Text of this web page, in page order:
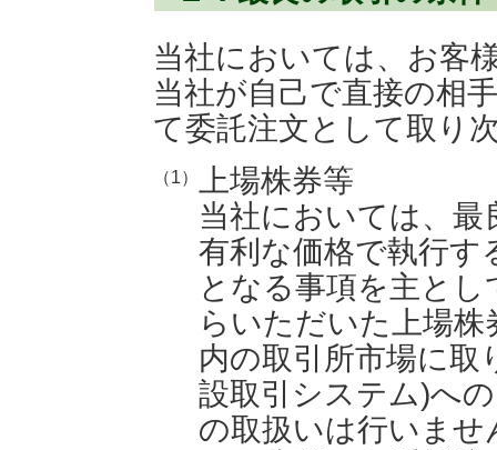
当社においては、お客
当社が自己で直接の相
て委託注文として取り
（1）
上場株券等
当社においては、
有利な価格で執行す
となる事項を主と
らいただいた上場
内の取引所市場に取
設取引システム)へ
の取扱いは行いませ